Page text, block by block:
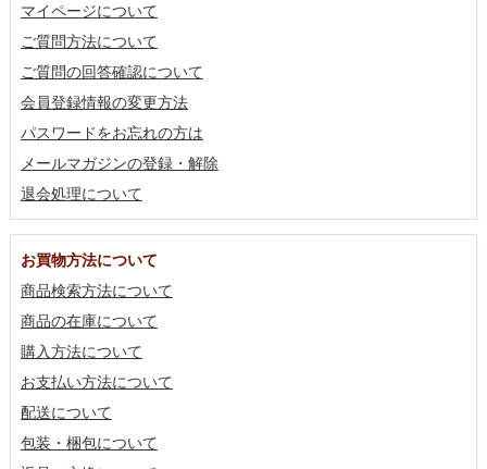
マイページについて
ご質問方法について
ご質問の回答確認について
会員登録情報の変更方法
パスワードをお忘れの方は
メールマガジンの登録・解除
退会処理について
お買物方法について
商品検索方法について
商品の在庫について
購入方法について
お支払い方法について
配送について
包装・梱包について